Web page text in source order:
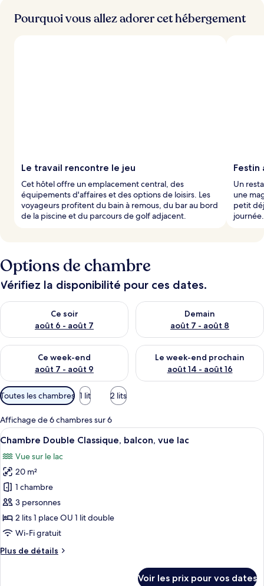
Pourquoi vous allez adorer cet hébergement
Le travail rencontre le jeu
Cet hôtel offre un emplacement central, des
équipements d'affaires et des options de loisirs. Les
voyageurs profitent du bain à remous, du bar au bord
de la piscine et du parcours de golf adjacent.
Festin
Un
une
petit
journée.
Options de chambre
Vérifiez la disponibilité pour ces dates.
Ce soir
août 6 - août 7
Vérifier la disponibilité pour ce soir août 6 - août 7
Demain
août 7 - août 8
Vérifier la disponibilité pour
Ce week-end
août 7 - août 9
Vérifier la disponibilité pour ce week-end août 7 - août 9
Le week-end prochain
août 14 - août 16
Vérifier la disponibilité pour
Filtres
disponibles
pour
les
chambres
Toutes les chambres 1 lit 2 lits
Affichage de 6 chambres sur 6
Afficher
toutes
les
photos
pour
ce
type
de
chambre :
Chambre
Une chambre d’hôtel avec deux lits,
5
Chambre Double Classique, balcon, vue lac
Vue sur le lac
20 m²
1 chambre
3 personnes
2 lits 1 place OU 1 lit double
Wi-Fi gratuit
Plus de détails
Plus
Voir les prix pour vos dates